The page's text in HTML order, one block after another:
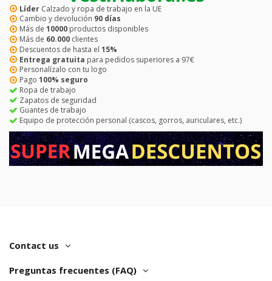
Líder Calzado y ropa de trabajo en la UE
Cambio y devolución 90 días
Más de 10000 productos disponibles
Más de 60.000 clientes
Descuentos de hasta el 15%
Entrega gratuita para pedidos superiores a 97€
Personalízalo con tu logo
Pago 100% seguro
Ropa de trabajo
Zapatos de seguridad
Guantes de trabajo
Equipo de protección personal (cascos, gorros, auriculares, etc.)
Contact us
Preguntas frecuentes (FAQ)